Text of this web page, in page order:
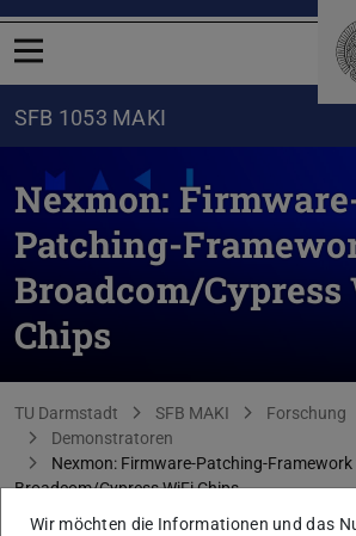
Menü öffnen
SFB 1053 MAKI
Nexmon:
Patching-
Broadcom/
Chips
Sie befinden sich hier:
TU Darmstadt SFB MAKI Forschung
Demonstratoren
Nexmon: Firmware-Patching-
Broadcom/Cypress WiFi Chips
Wir möchten die Informationen und das